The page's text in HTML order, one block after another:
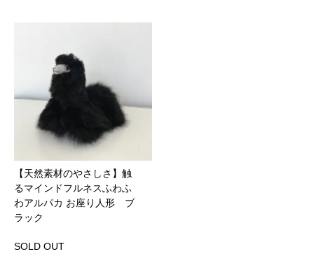
【天然素材のやさしさ】触
るマインドフルネスふわふ
わアルパカ お座り人形 ブ
ラック
SOLD OUT